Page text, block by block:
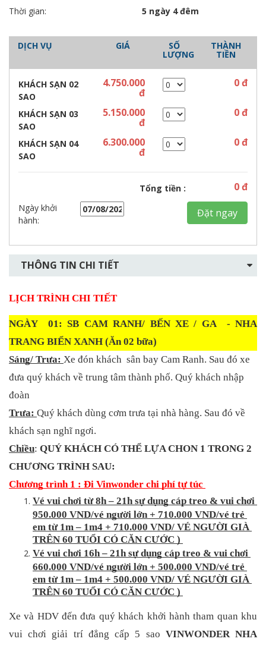
Thời gian:
5 ngày 4 đêm
DỊCH VỤ GIÁ SỐ
LƯỢNG
THÀNH
TIỀN
KHÁCH SẠN 02
SAO
4.750.000
đ
0đ
KHÁCH SẠN 03
SAO
5.150.000
đ
0đ
KHÁCH SẠN 04
SAO
6.300.000
đ
0đ
Tổng tiền : 0đ
Ngày khởi
hành:
Đặt ngay
THÔNG TIN CHI TIẾT
LỊCH TRÌNH CHI TIẾT
NGÀY  01: SB CAM RANH/ BẾN XE / GA  - NHA
TRANG BIỂN XANH (Ăn 02 bữa)
Sáng/ Trưa: Xe đón khách  sân bay Cam Ranh. Sau đó xe
đưa quý khách về trung tâm thành phố. Quý khách nhập
đoàn
Trưa: Quý khách dùng cơm trưa tại nhà hàng. Sau đó về
khách sạn nghĩ ngơi.
Chiều: QUÝ KHÁCH CÓ THỂ LỰA CHON 1 TRONG 2
CHƯƠNG TRÌNH SAU:
Chương trình 1 : Đi Vinwonder chi phí tự túc
Vé vui chơi từ 8h – 21h sự dụng cáp treo & vui chơi
950.000 VND/vé người lớn + 710.000 VND/vé trẻ
em từ 1m – 1m4 + 710.000 VND/ VÉ NGƯỜI GIÀ
TRÊN 60 TUỔI CÓ CĂN CƯỚC )
Vé vui chơi 16h – 21h sự dụng cáp treo & vui chơi
660.000 VND/vé người lớn + 500.000 VND/vé trẻ
em từ 1m – 1m4 + 500.000 VND/ VÉ NGƯỜI GIÀ
TRÊN 60 TUỔI CÓ CĂN CƯỚC )
Xe và HDV đến đưa quý khách khởi hành tham quan khu
vui chơi giải trí đẳng cấp 5 sao VINWONDER NHA